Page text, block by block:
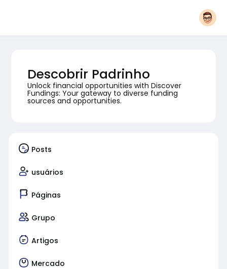
Descobrir Padrinho
Unlock financial opportunities with Discover
Fundings: Your gateway to diverse funding
sources and opportunities.
Posts
usuários
Páginas
Grupo
Artigos
Mercado